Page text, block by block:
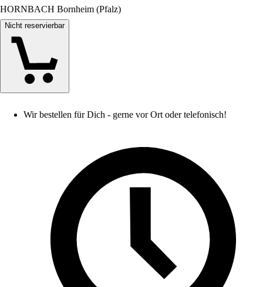
HORNBACH Bornheim (Pfalz)
Nicht reservierbar
Wir bestellen für Dich - gerne vor Ort oder telefonisch!